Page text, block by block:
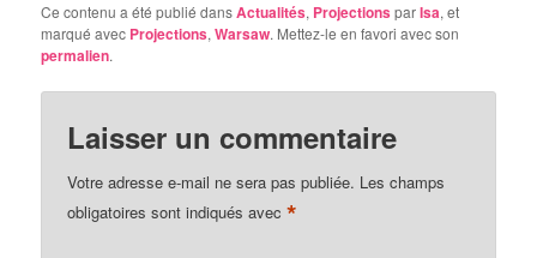
Ce contenu a été publié dansActualités, ProjectionsparIsa, et
marqué avec Projections,Warsaw. Mettez-le en favori avec son
permalien.
Laisser un commentaire
Votre adresse e-mail ne sera pas publiée. Les champs
obligatoires sont indiqués avec*